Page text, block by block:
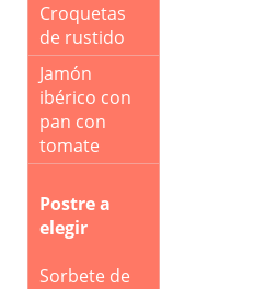
Croquetas
de rustido
Jamón
ibérico con
pan con
tomate
Postre a
elegir
Sorbete de